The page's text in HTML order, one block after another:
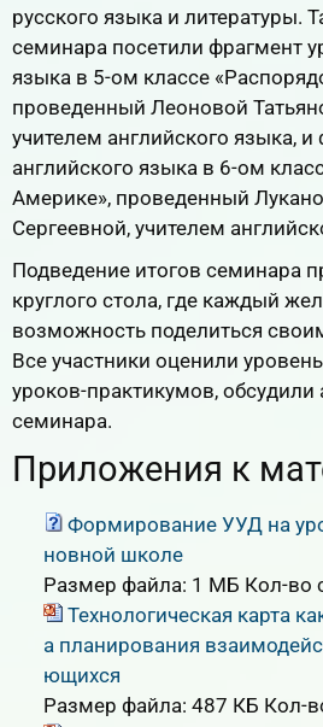
русского языка и литературы.
семинара посетили фрагмент
языка в 5-ом классе
проведенный Леоновой
учителем английского языка, и
английского языка в 6-ом
Америке», проведенный
Сергеевной, учителем
Подведение итогов семинара
круглого стола, где каждый
возможность поделиться
Все участники оценили
уроков-практикумов, обсудили
семинара.
Приложения к
Формирование УУД на
новной школе
Размер файла: 1 МБ Кол-во
Технологическая карта
а планирования
ющихся
Размер файла: 487 КБ Кол-